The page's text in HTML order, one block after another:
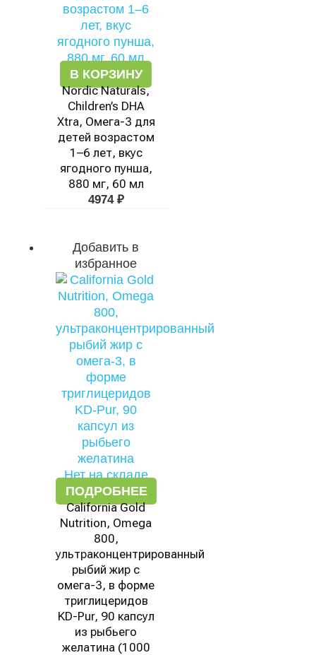
В КОРЗИНУ
Nordic Naturals,
Children’s DHA
Xtra, Омега-3 для
детей возрастом
1–6 лет, вкус
ягодного пунша,
880 мг, 60 мл
4974 ₽
Добавить в
избранное
Нет на складе
ПОДРОБНЕЕ
California Gold
Nutrition, Omega
800,
ультраконцентрированный
рыбий жир с
омега-3, в форме
триглицеридов
KD-Pur, 90 капсул
из рыбьего
желатина (1000